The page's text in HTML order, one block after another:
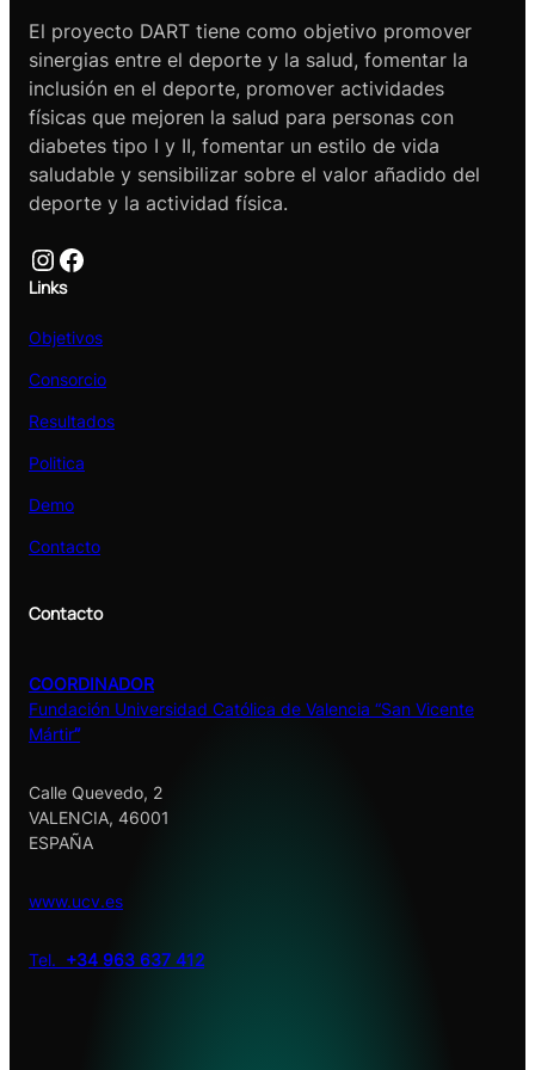
El proyecto DART tiene como objetivo promover
sinergias entre el deporte y la salud, fomentar la
inclusión en el deporte, promover actividades
físicas que mejoren la salud para personas con
diabetes tipo I y II, fomentar un estilo de vida
saludable y sensibilizar sobre el valor añadido del
deporte y la actividad física.
Instagram Facebook
Links
Objetivos
Consorcio
Resultados
Politica
Demo
Contacto
Contactο
COORDINADOR
Fundación Universidad Católica de Valencia “San Vicente
Mártir”
Calle Quevedo, 2
VALENCIA, 46001
ESPAÑA
www.ucv.es
Tel. +34 963 637 412